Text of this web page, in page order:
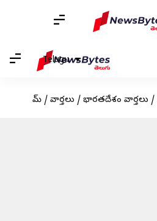
Telugu
హోమ్ / వార్తలు / భారతదేశం వార్తలు /